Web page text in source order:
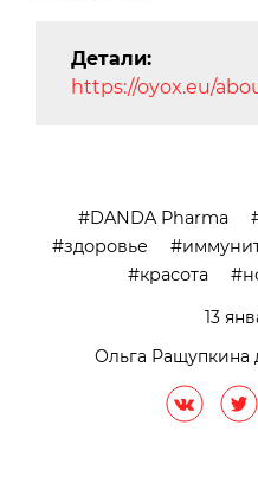
Детали:
https://oyox.eu/
DANDA Pharma
здоровье
красота
13
Ольга Ращупкина